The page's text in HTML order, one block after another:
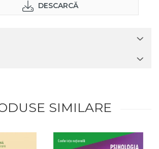
DESCARCĂ
SIMILARE